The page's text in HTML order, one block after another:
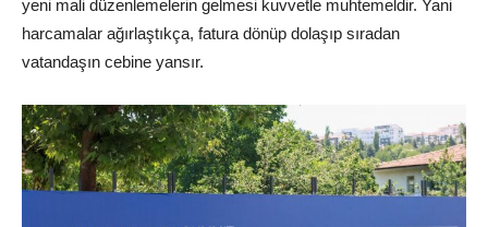
yeni mali düzenlemelerin gelmesi kuvvetle muhtemeldir. Yani
harcamalar ağırlaştıkça, fatura dönüp dolaşıp sıradan
vatandaşın cebine yansır.